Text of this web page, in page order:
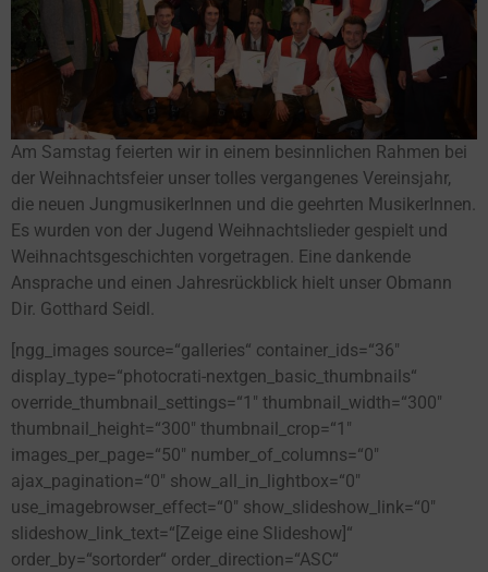
Am Samstag feierten wir in einem besinnlichen Rahmen bei
der Weihnachtsfeier unser tolles vergangenes Vereinsjahr,
die neuen JungmusikerInnen und die geehrten MusikerInnen.
Es wurden von der Jugend Weihnachtslieder gespielt und
Weihnachtsgeschichten vorgetragen. Eine dankende
Ansprache und einen Jahresrückblick hielt unser Obmann
Dir. Gotthard Seidl.
[ngg_images source=“galleries“ container_ids=“36″
display_type=“photocrati-nextgen_basic_thumbnails“
override_thumbnail_settings=“1″ thumbnail_width=“300″
thumbnail_height=“300″ thumbnail_crop=“1″
images_per_page=“50″ number_of_columns=“0″
ajax_pagination=“0″ show_all_in_lightbox=“0″
use_imagebrowser_effect=“0″ show_slideshow_link=“0″
slideshow_link_text=“[Zeige eine Slideshow]“
order_by=“sortorder“ order_direction=“ASC“